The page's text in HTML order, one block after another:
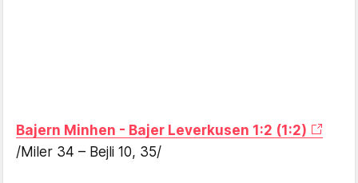
Bajern Minhen - Bajer Leverkusen 1:2 (1:2)
/Miler 34 – Bejli 10, 35/